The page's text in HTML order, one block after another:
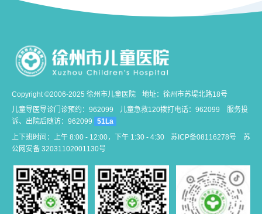
Copyright ©2006-2025 徐州市儿童医院
地址：徐州市苏堤北路18号
儿童导医导诊门诊预约：962099
儿童急救120拨打电话：962099
服务投
诉、出院后随访：962099
51La
上下班时间：上午 8:00 - 12:00，下午 1:30 - 4:30
苏ICP备08116278号
苏
公网安备 32031102001130号